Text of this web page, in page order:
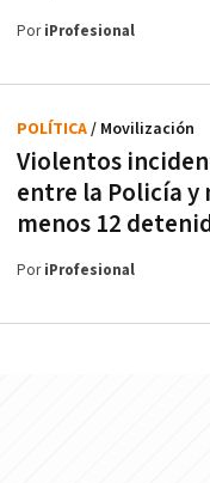
PoriProfesional
Violentos
entre la Policía y
menos 12
POLÍTICA/ Movilización
PoriProfesional